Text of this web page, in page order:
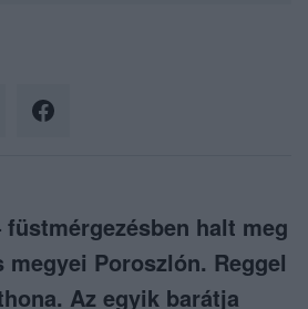
halt meg
megyei Poroszlón. Reggel
Az egyik barátja